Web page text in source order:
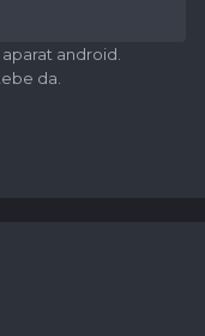
android.
da.